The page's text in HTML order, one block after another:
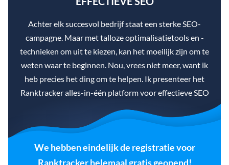
Achter elk succesvol bedrijf staat een sterke SEO-
campagne. Maar met talloze optimalisatietools en -
technieken om uit te kiezen, kan het moeilijk zijn om te
weten waar te beginnen. Nou, vrees niet meer, want ik
heb precies het ding om te helpen. Ik presenteer het
Ranktracker alles-in-één platform voor effectieve SEO
We hebben eindelijk de registratie voor
Ranktracker helemaal gratis geopend!